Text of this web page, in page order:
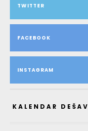
TWITTER
FACEBOOK
INSTAGRAM
KALENDAR